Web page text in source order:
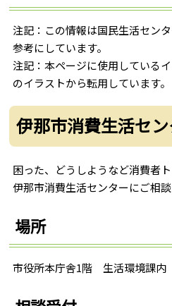
注記：この情報は国民生活セン
参考にしています。
注記：本ページに使用している
のイラストから転用しています。
伊那市消費生活セ
困った、どうしようなど消費者
伊那市消費生活センターにご相談
場所
市役所本庁舎1階 生活環境課内